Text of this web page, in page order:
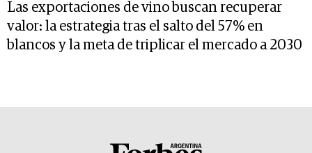
Las exportaciones de vino buscan recuperar
valor: la estrategia tras el salto del 57% en
blancos y la meta de triplicar el mercado a 2030